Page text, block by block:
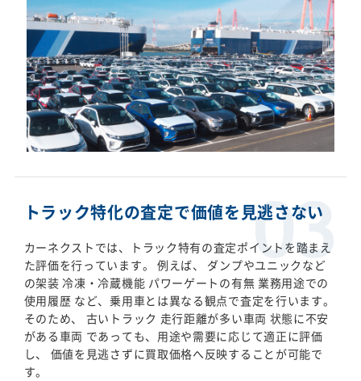
トラック特化の査定で価値を見逃さない
カーネクストでは、トラック特有の査定ポイントを踏まえ
た評価を行っています。 例えば、 ダンプやユニックなど
の架装 冷凍・冷蔵機能 パワーゲートの有無 業務用途での
使用履歴 など、乗用車とは異なる観点で査定を行います。
そのため、 古いトラック 走行距離が多い車両 状態に不安
がある車両 であっても、用途や需要に応じて適正に評価
し、 価値を見逃さずに買取価格へ反映することが可能で
す。